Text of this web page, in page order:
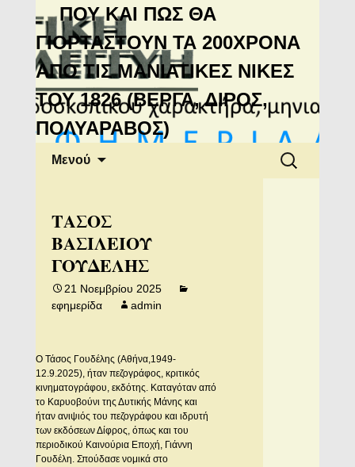
Μανιάτικη
Αλληλεγγύη
ΠΟΥ ΚΑΙ ΠΩΣ ΘΑ
ΓΙΟΡΤΑΣΤΟΥΝ ΤΑ 200ΧΡΟΝΑ
ΑΠΟ ΤΙΣ ΜΑΝΙΑΤΙΚΕΣ ΝΙΚΕΣ
ΤΟΥ 1826 (ΒΕΡΓΑ, ΔΙΡΟΣ,
ΠΟΛΥΑΡΑΒΟΣ)
Μενού
Αναζήτηση
για:
ΤΑΣΟΣ
ΒΑΣΙΛΕΙΟΥ
ΓΟΥΔΕΛΗΣ
21 Νοεμβρίου 2025
εφημερίδα
admin
Ο Τάσος Γουδέλης (Αθήνα,1949-
12.9.2025), ήταν πεζογράφος, κριτικός
κινηματογράφου, εκδότης. Καταγόταν από
το Καρυοβούνι της Δυτικής Μάνης και
ήταν ανιψιός του πεζογράφου και ιδρυτή
των εκδόσεων Δίφρος, όπως και του
περιοδικού Καινούρια Εποχή, Γιάννη
Γουδέλη. Σπούδασε νομικά στο